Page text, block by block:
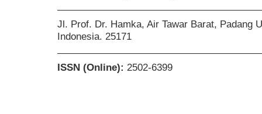
Jl. Prof. Dr. Hamka, Air Tawar Barat, Padang
Indonesia. 25171
ISSN (Online): 2502-6399